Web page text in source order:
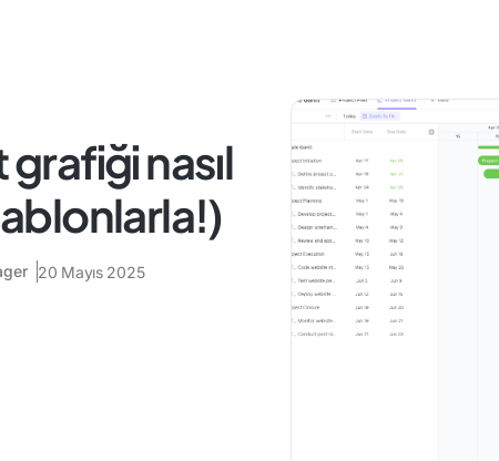
nasıl
20 Mayıs 2025